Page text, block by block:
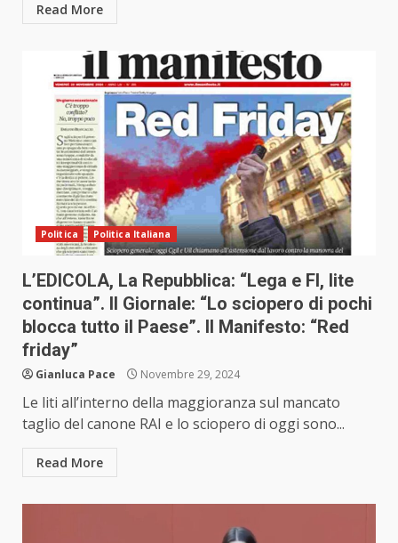
Read More
Politica Politica Italiana
L’EDICOLA, La Repubblica: “Lega e FI, lite
continua”. Il Giornale: “Lo sciopero di pochi
blocca tutto il Paese”. Il Manifesto: “Red
friday”
Gianluca Pace Novembre 29, 2024
Le liti all’interno della maggioranza sul mancato
taglio del canone RAI e lo sciopero di oggi sono...
Read More